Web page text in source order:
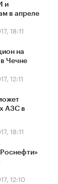
и
в апреле
18:11
на
Чечне
12:11
АЗС в
18:11
12:10